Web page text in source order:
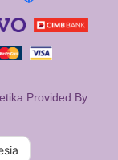
Provided By